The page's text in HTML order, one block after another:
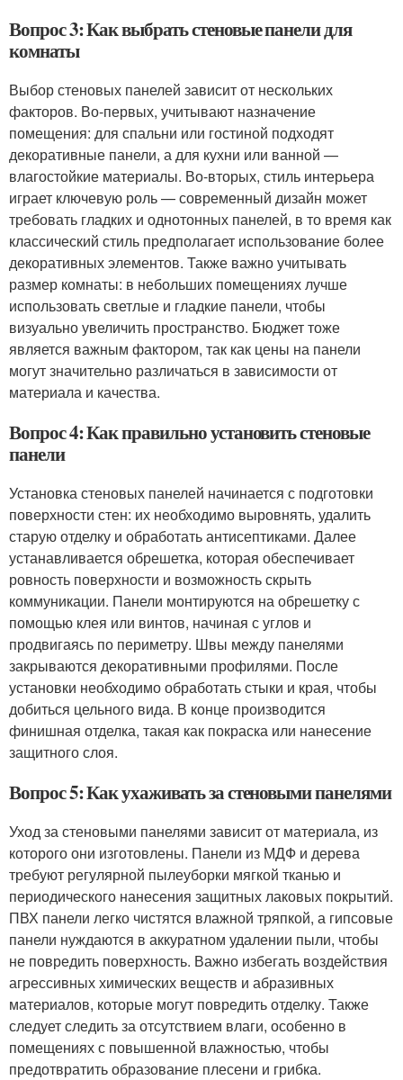
Вопрос 3: Как выбрать стеновые панели для
комнаты
Выбор стеновых панелей зависит от нескольких
факторов. Во-первых, учитывают назначение
помещения: для спальни или гостиной подходят
декоративные панели, а для кухни или ванной —
влагостойкие материалы. Во-вторых, стиль интерьера
играет ключевую роль — современный дизайн может
требовать гладких и однотонных панелей, в то время как
классический стиль предполагает использование более
декоративных элементов. Также важно учитывать
размер комнаты: в небольших помещениях лучше
использовать светлые и гладкие панели, чтобы
визуально увеличить пространство. Бюджет тоже
является важным фактором, так как цены на панели
могут значительно различаться в зависимости от
материала и качества.
Вопрос 4: Как правильно установить стеновые
панели
Установка стеновых панелей начинается с подготовки
поверхности стен: их необходимо выровнять, удалить
старую отделку и обработать антисептиками. Далее
устанавливается обрешетка, которая обеспечивает
ровность поверхности и возможность скрыть
коммуникации. Панели монтируются на обрешетку с
помощью клея или винтов, начиная с углов и
продвигаясь по периметру. Швы между панелями
закрываются декоративными профилями. После
установки необходимо обработать стыки и края, чтобы
добиться цельного вида. В конце производится
финишная отделка, такая как покраска или нанесение
защитного слоя.
Вопрос 5: Как ухаживать за стеновыми панелями
Уход за стеновыми панелями зависит от материала, из
которого они изготовлены. Панели из МДФ и дерева
требуют регулярной пылеуборки мягкой тканью и
периодического нанесения защитных лаковых покрытий.
ПВХ панели легко чистятся влажной тряпкой, а гипсовые
панели нуждаются в аккуратном удалении пыли, чтобы
не повредить поверхность. Важно избегать воздействия
агрессивных химических веществ и абразивных
материалов, которые могут повредить отделку. Также
следует следить за отсутствием влаги, особенно в
помещениях с повышенной влажностью, чтобы
предотвратить образование плесени и грибка.